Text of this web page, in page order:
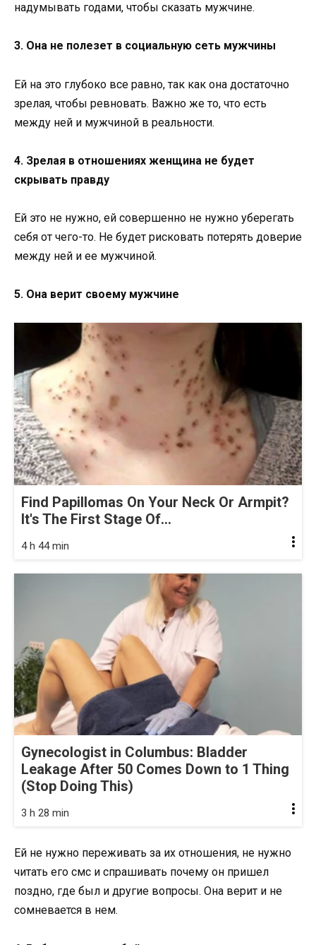
надумывать годами, чтобы сказать мужчине.
3. Она не полезет в социальную сеть мужчины
Ей на это глубоко все равно, так как она достаточно
зрелая, чтобы ревновать. Важно же то, что есть
между ней и мужчиной в реальности.
4. Зрелая в отношениях женщина не будет
скрывать правду
Ей это не нужно, ей совершенно не нужно уберегать
себя от чего-то. Не будет рисковать потерять доверие
между ней и ее мужчиной.
5. Она верит своему мужчине
Find Papillomas On Your Neck Or Armpit?
It's The First Stage Of...
4 h 44 min
Gynecologist in Columbus: Bladder
Leakage After 50 Comes Down to 1 Thing
(Stop Doing This)
3 h 28 min
Ей не нужно переживать за их отношения, не нужно
читать его смс и спрашивать почему он пришел
поздно, где был и другие вопросы. Она верит и не
сомневается в нем.